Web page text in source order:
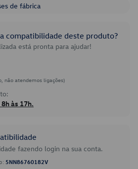
de fábrica
compatibilidade deste produto?
está pronta para ajudar!
não atendemos ligações)
às 17h.
fazendo login na sua conta.
5NN86760182V